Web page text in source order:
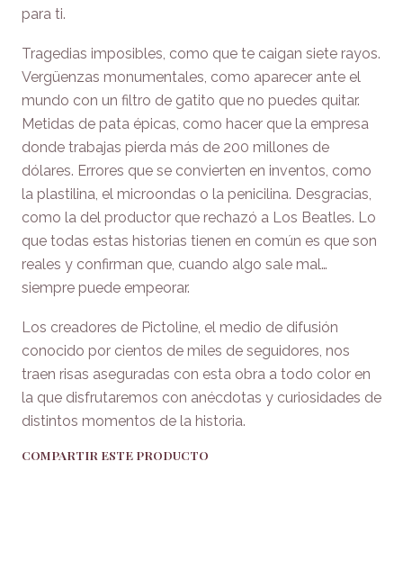
para ti.
Tragedias imposibles, como que te caigan siete rayos.
Vergüenzas monumentales, como aparecer ante el
mundo con un filtro de gatito que no puedes quitar.
Metidas de pata épicas, como hacer que la empresa
donde trabajas pierda más de 200 millones de
dólares. Errores que se convierten en inventos, como
la plastilina, el microondas o la penicilina. Desgracias,
como la del productor que rechazó a Los Beatles. Lo
que todas estas historias tienen en común es que son
reales y confirman que, cuando algo sale mal…
siempre puede empeorar.
Los creadores de Pictoline, el medio de difusión
conocido por cientos de miles de seguidores, nos
traen risas aseguradas con esta obra a todo color en
la que disfrutaremos con anécdotas y curiosidades de
distintos momentos de la historia.
COMPARTIR ESTE PRODUCTO